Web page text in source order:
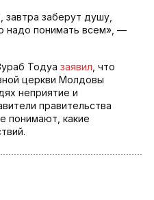
завтра заберут душу,
надо понимать всем», —
Тодуа заявил , что
церкви Молдовы
неприятие и
правительства
понимают, какие